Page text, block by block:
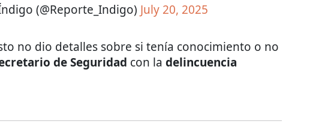
(@Reporte_Indigo) July 20, 2025
no dio detalles sobre si tenía conocimiento o no
de Seguridad con la delincuencia